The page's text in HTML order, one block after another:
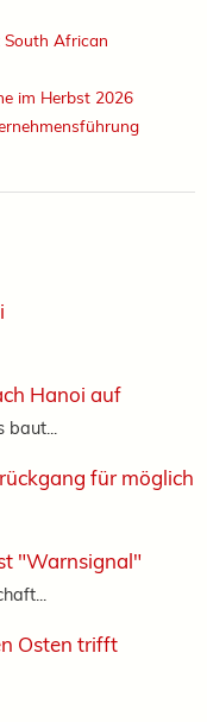
South African
im Herbst 2026
Hanoi auf
baut...
für möglich
"Warnsignal"
Osten trifft